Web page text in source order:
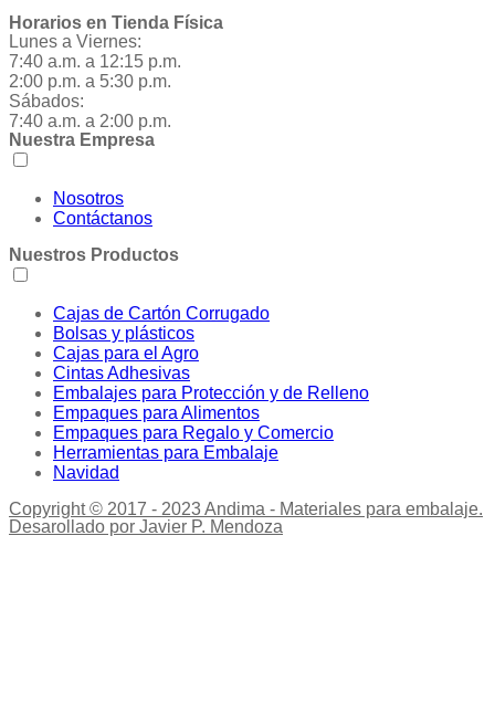
Horarios en Tienda Física
Lunes a Viernes:
7:40 a.m. a 12:15 p.m.
2:00 p.m. a 5:30 p.m.
Sábados:
7:40 a.m. a 2:00 p.m.
Nuestra Empresa
Nosotros
Contáctanos
Nuestros Productos
Cajas de Cartón Corrugado
Bolsas y plásticos
Cajas para el Agro
Cintas Adhesivas
Embalajes para Protección y de Relleno
Empaques para Alimentos
Empaques para Regalo y Comercio
Herramientas para Embalaje
Navidad
Copyright © 2017 - 2023 Andima - Materiales para embalaje.
Desarollado por Javier P. Mendoza